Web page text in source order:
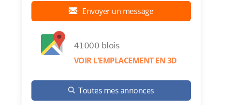
Envoyer un message
41000 blois
VOIR L’EMPLACEMENT EN 3D
Toutes mes annonces